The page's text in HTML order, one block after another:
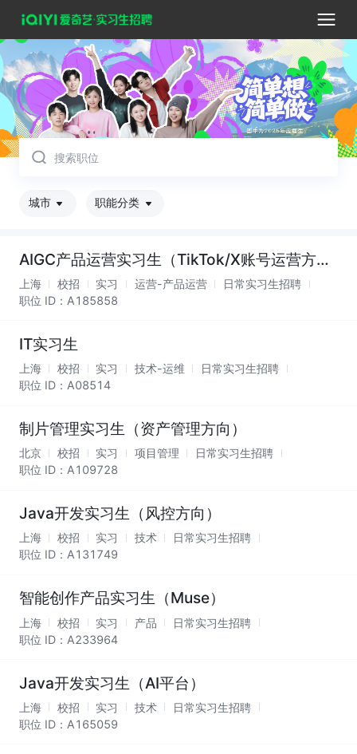
取消
城市 职能分类
AIGC产品运营实习生（TikTok/X账号运营方向）
上海 校招 实习 运营-产品运营
日常实习生招聘
职位 ID： A185858
IT实习生
上海 校招 实习 技术-运维
日常实习生招聘
职位 ID： A08514
制片管理实习生（资产管理方向）
北京 校招 实习 项目管理
日常实习生招聘
职位 ID： A109728
Java开发实习生（风控方向）
上海 校招 实习 技术
日常实习生招聘
职位 ID： A131749
智能创作产品实习生（Muse）
上海 校招 实习 产品
日常实习生招聘
职位 ID： A233964
Java开发实习生（AI平台）
上海 校招 实习 技术
日常实习生招聘
职位 ID： A165059